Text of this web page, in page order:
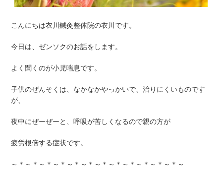
こんにちは衣川鍼灸整体院の衣川です。
今日は、ゼンソクのお話をします。
よく聞くのが小児喘息です。
子供のぜんそくは、なかなかやっかいで、治りにくいものです
が、
夜中にぜーぜーと、呼吸が苦しくなるので親の方が
疲労根倍する症状です。
～＊～＊～＊～＊～＊～＊～＊～＊～＊～＊～＊～＊～